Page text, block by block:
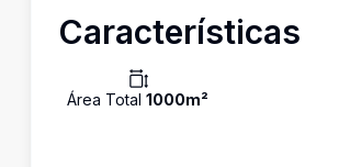
Características
Área Total 1000m²